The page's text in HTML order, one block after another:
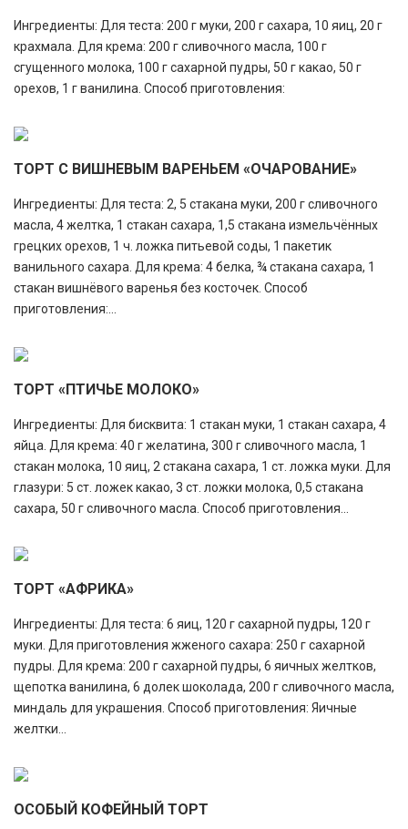
Ингредиенты: Для теста: 200 г муки, 200 г сахара, 10 яиц, 20 г
крахмала. Для крема: 200 г сливочного масла, 100 г
сгущенного молока, 100 г сахарной пудры, 50 г какао, 50 г
орехов, 1 г ванилина. Способ приготовления:
ТОРТ С ВИШНЕВЫМ ВАРЕНЬЕМ «ОЧАРОВАНИЕ»
Ингредиенты: Для теста: 2, 5 стакана муки, 200 г сливочного
масла, 4 желтка, 1 стакан сахара, 1,5 стакана измельчённых
грецких орехов, 1 ч. ложка питьевой соды, 1 пакетик
ванильного сахара. Для крема: 4 белка, ¾ стакана сахара, 1
стакан вишнёвого варенья без косточек. Способ
приготовления:...
ТОРТ «ПТИЧЬЕ МОЛОКО»
Ингредиенты: Для бисквита: 1 стакан муки, 1 стакан сахара, 4
яйца. Для крема: 40 г желатина, 300 г сливочного масла, 1
стакан молока, 10 яиц, 2 стакана сахара, 1 ст. ложка муки. Для
глазури: 5 ст. ложек какао, 3 ст. ложки молока, 0,5 стакана
сахара, 50 г сливочного масла. Способ приготовления...
ТОРТ «АФРИКА»
Ингредиенты: Для теста: 6 яиц, 120 г сахарной пудры, 120 г
муки. Для приготовления жженого сахара: 250 г сахарной
пудры. Для крема: 200 г сахарной пудры, 6 яичных желтков,
щепотка ванилина, 6 долек шоколада, 200 г сливочного масла,
миндаль для украшения. Способ приготовления: Яичные
желтки...
ОСОБЫЙ КОФЕЙНЫЙ ТОРТ